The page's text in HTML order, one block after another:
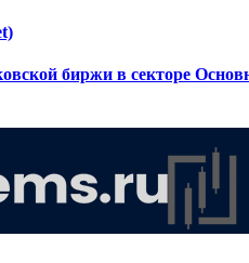
биржи в секторе